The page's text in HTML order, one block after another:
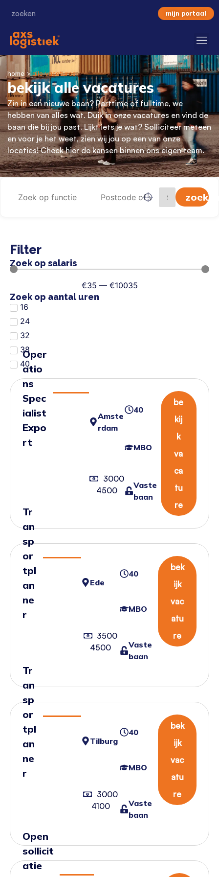
mijn portaal
home >alle vacatures
bekijk alle vacatures
Zin in een nieuwe baan? Parttime of fulltime, we
hebben van alles wat. Duik in onze vacatures en vind de
baan die bij jou past. Lijkt iets je wat? Solliciteer meteen
en voor je het weet, zien wij jou op een van onze
locaties! Check hier de kansen binnen ons eigen team.
Filter
Zoek op salaris
€35 — €10035
Zoek op aantal uren
16
24
32
38
40
Oper
atio
ns
Spec
ialist
Expo
rt
Amste
rdam
3000
4500
40
MBO
Vaste
baan
be
kij
k
va
ca
tu
re
Tr
an
sp
or
tpl
an
ne
r
Ede
3500
4500
40
MBO
Vaste
baan
bek
ijk
vac
atu
re
Tr
an
sp
or
tpl
an
ne
r
Tilburg
3000
4100
40
MBO
Vaste
baan
bek
ijk
vac
atu
re
Open
sollicit
atie